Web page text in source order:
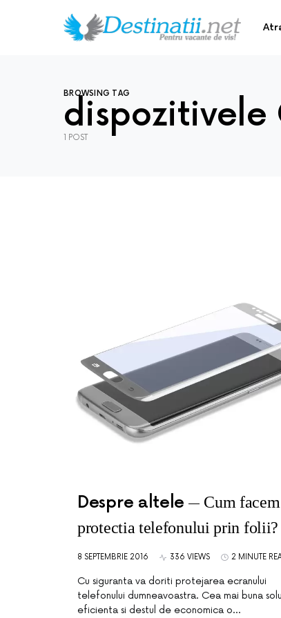
BROWSING TAG
dispozitivele
1 POST
Despre altele
Cum facem
protectia telefonului prin folii?
8 SEPTEMBRIE 2016 336 VIEWS 2 MINUTE
Cu siguranta va doriti protejarea ecranului
telefonului dumneavoastra. Cea mai buna
eficienta si destul de economica o…